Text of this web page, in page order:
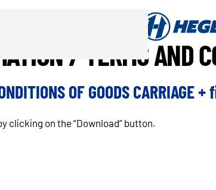
/ TERMS AND
OF GOODS CARRIAGE +
clicking on the “Download” button.